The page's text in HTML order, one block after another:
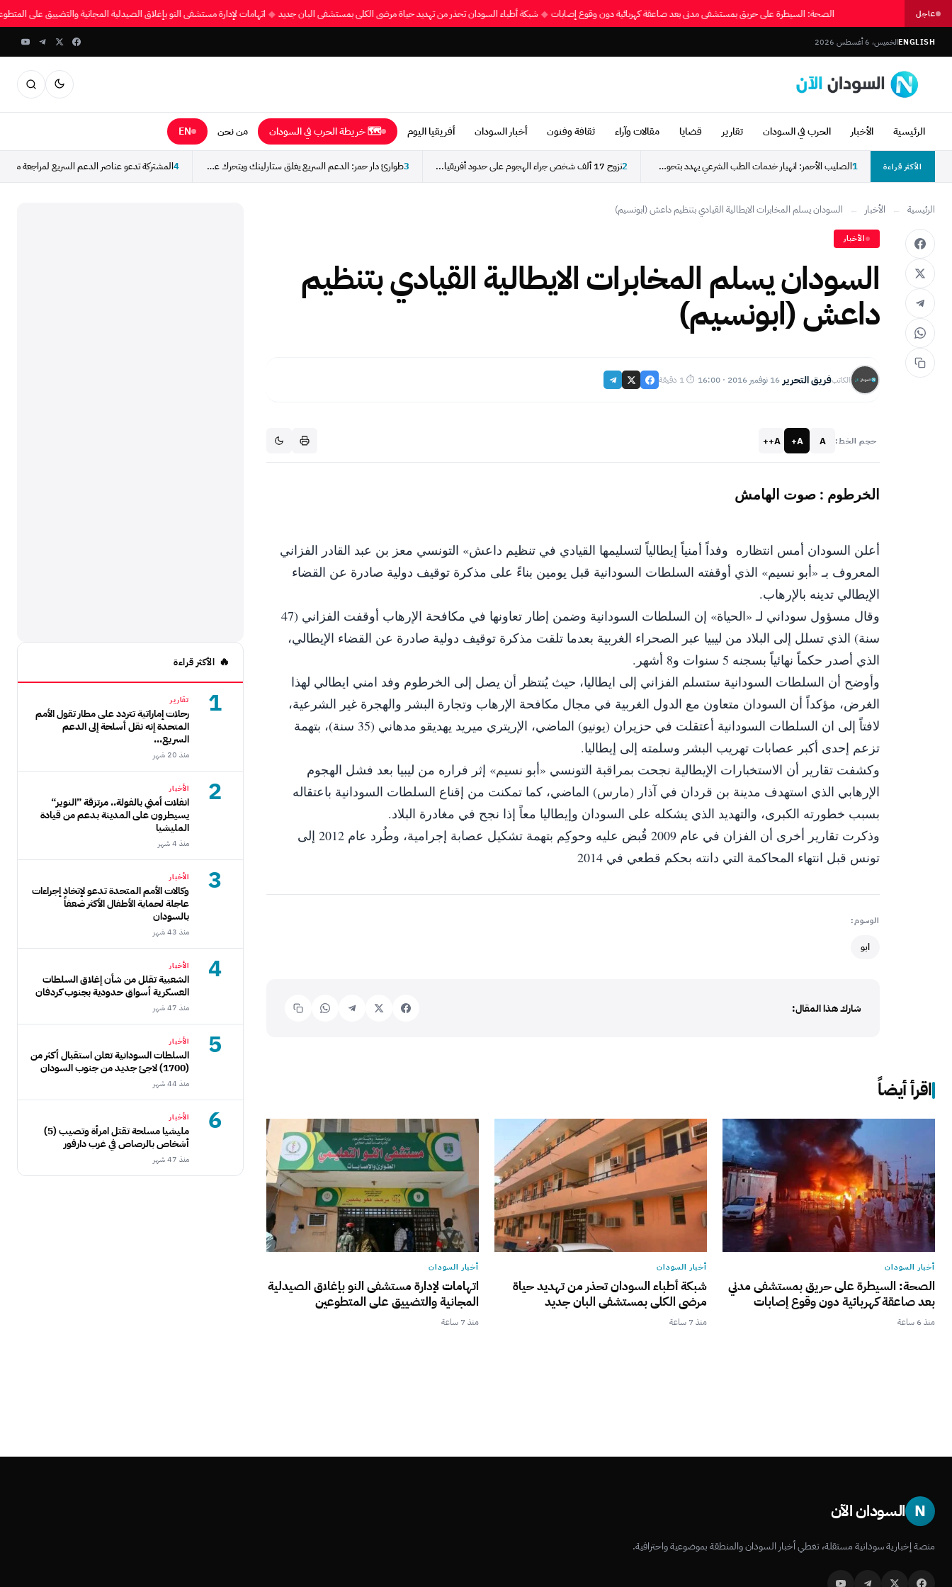
عاجل الصحة: السيطرة على حريق بمستشفى مدني بعد صاعقة كهربائية دون وقوع إصابات ◆ شبكة أطباء السودان تحذر من تهديد حياة مرضى الكلى بمستشفى البان جديد ◆ اتهامات لإدارة مستشفى النو بإغلاق الصيدلية المجانية والتضييق على
ENGLISHالخميس، 6 أغسطس 2026
الرئيسية الأخبار الحرب في السودان تقارير قضايا مقالات وآراء ثقافة وفنون أخبار السودان أفريقيا اليوم 🗺 خريطة الحرب في السودان من نحن EN
الأكثر قراءة 1 الصليب الأحمر: انهيار خدمات الطب الشرعي يهدد بتحول آلاف... 2نزوح 17 ألف شخص جراء الهجوم على حدود أفريقيا... 3 طوارئ دار حمر: الدعم السريع يغلق ستارلينك ويتحرك عسكرياً... 4
الرئيسية ← الأخبار ←
الأخبار
‎السودان يسلم المخابرات الايطالية القيادي بتنظيم
داعش (ابونسيم)
الكاتبفريق التحرير·16 نوفمبر 2016 · 16:00 ·⏱ 1 دقيقة
حجم الخط: A
A+
A++
أعلن السودان أمس انتظاره وفداً أمنياً إيطالياً لتسليمها القيادي في تنظيم داعش» التونسي معز بن عبد القادر الفزاني
المعروف بـ «أبو نسيم» الذي أوقفته السلطات السودانية قبل يومين بناءً على مذكرة توقيف دولية صادرة عن القضاء
الإيطالي تدينه بالإرهاب.
‎وقال مسؤول سوداني لـ «الحياة» إن السلطات السودانية وضمن إطار تعاونها في مكافحة الإرهاب أوقفت الفزاني (47
سنة) الذي تسلل إلى البلاد من ليبيا عبر الصحراء الغربية بعدما تلقت مذكرة توقيف دولية صادرة عن القضاء الإيطالي،
الذي أصدر حكماً نهائياً بسجنه 5 سنوات و8 أشهر.
‎وأوضح أن السلطات السودانية ستسلم الفزاني إلى ايطاليا، حيث يُنتظر أن يصل إلى الخرطوم وفد امني ايطالي لهذا
الغرض، مؤكداً أن السودان متعاون مع الدول الغربية في مجال مكافحة الإرهاب وتجارة البشر والهجرة غير الشرعية،
لافتاً إلى ان السلطات السودانية أعتقلت في حزيران (يونيو) الماضي، الإريتري ميريد يهديقو مدهاني (35 سنة)، بتهمة
تزعم إحدى أكبر عصابات تهريب البشر وسلمته إلى إيطاليا.
‎وكشفت تقارير أن الاستخبارات الإيطالية نجحت بمراقبة التونسي «أبو نسيم» إثر فراره من ليبيا بعد فشل الهجوم
الإرهابي الذي استهدف مدينة بن قردان في آذار (مارس) الماضي، كما تمكنت من إقناع السلطات السودانية باعتقاله
بسبب خطورته الكبرى، والتهديد الذي يشكله على السودان وإيطاليا معاً إذا نجح في مغادرة البلاد.
‎وذكرت تقارير أخرى أن الفزان في عام 2009 قُبض عليه وحوكِم بتهمة تشكيل عصابة إجرامية، وطُرد عام 2012 إلى
تونس قبل انتهاء المحاكمة التي دانته بحكم قطعي في 2014
الوسوم:
ابو
شارك هذا المقال:
اقرأ أيضاً
أخبار السودان
الصحة: السيطرة على حريق بمستشفى مدني
بعد صاعقة كهربائية دون وقوع إصابات
منذ 6 ساعة
أخبار السودان
شبكة أطباء السودان تحذر من تهديد حياة
مرضى الكلى بمستشفى البان جديد
منذ 7 ساعة
أخبار السودان
اتهامات لإدارة مستشفى النو بإغلاق الصيدلية
المجانية والتضييق على المتطوعين
منذ 7 ساعة
الأكثر قراءة
1 تقارير
رحلات إماراتية تتردد على مطار تقول الأمم
المتحدة إنه نقل أسلحة إلى الدعم
السريع...
منذ 20 شهر
2 الأخبار
انفلات أمني بالفولة.. مرتزقة ”النوير“
يسيطرون على المدينة بدعم من قيادة
المليشيا
منذ 4 شهر
3 الأخبار
وكالات الأمم المتحدة تدعو لإتخاذ إجراءات
عاجلة لحماية الأطفال الأكثر ضعفاً
بالسودان
منذ 43 شهر
4 الأخبار
الشعبية تقلل من شأن إغلاق السلطات
العسكرية أسواق حدودية بجنوب كردفان
منذ 47 شهر
5 الأخبار
السلطات السودانية تعلن استقبال أكثر من
(1700) لاجئ جديد من جنوب السودان
منذ 44 شهر
6 الأخبار
مليشيا مسلحة تقتل امرأة وتصيب (5)
أشخاص بالرصاص في غرب دارفور
منذ 47 شهر
N السودان الآن
منصة إخبارية سودانية مستقلة، تغطي أخبار السودان والمنطقة بموضوعية واحترافية.